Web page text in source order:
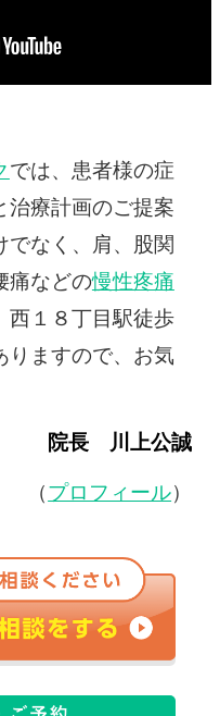
では、患者様の症
治療計画のご提案
でなく、肩、股関
痛などの慢性疼痛
西１８丁目駅徒歩
りますので、お気
院長 川上公誠
（プロフィール）